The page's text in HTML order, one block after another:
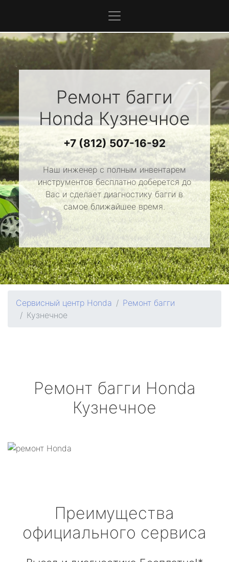
Ремонт багги
HondaКузнечное
+7 (812) 507-16-92
Наш инженер с полным инвентарем
инструментов бесплатно доберется до
Вас и сделает диагностику багги в
самое ближайшее время.
Сервисный центр Honda
Ремонт багги
Кузнечное
Ремонт багги Honda
Кузнечное
Преимущества
официального сервиса